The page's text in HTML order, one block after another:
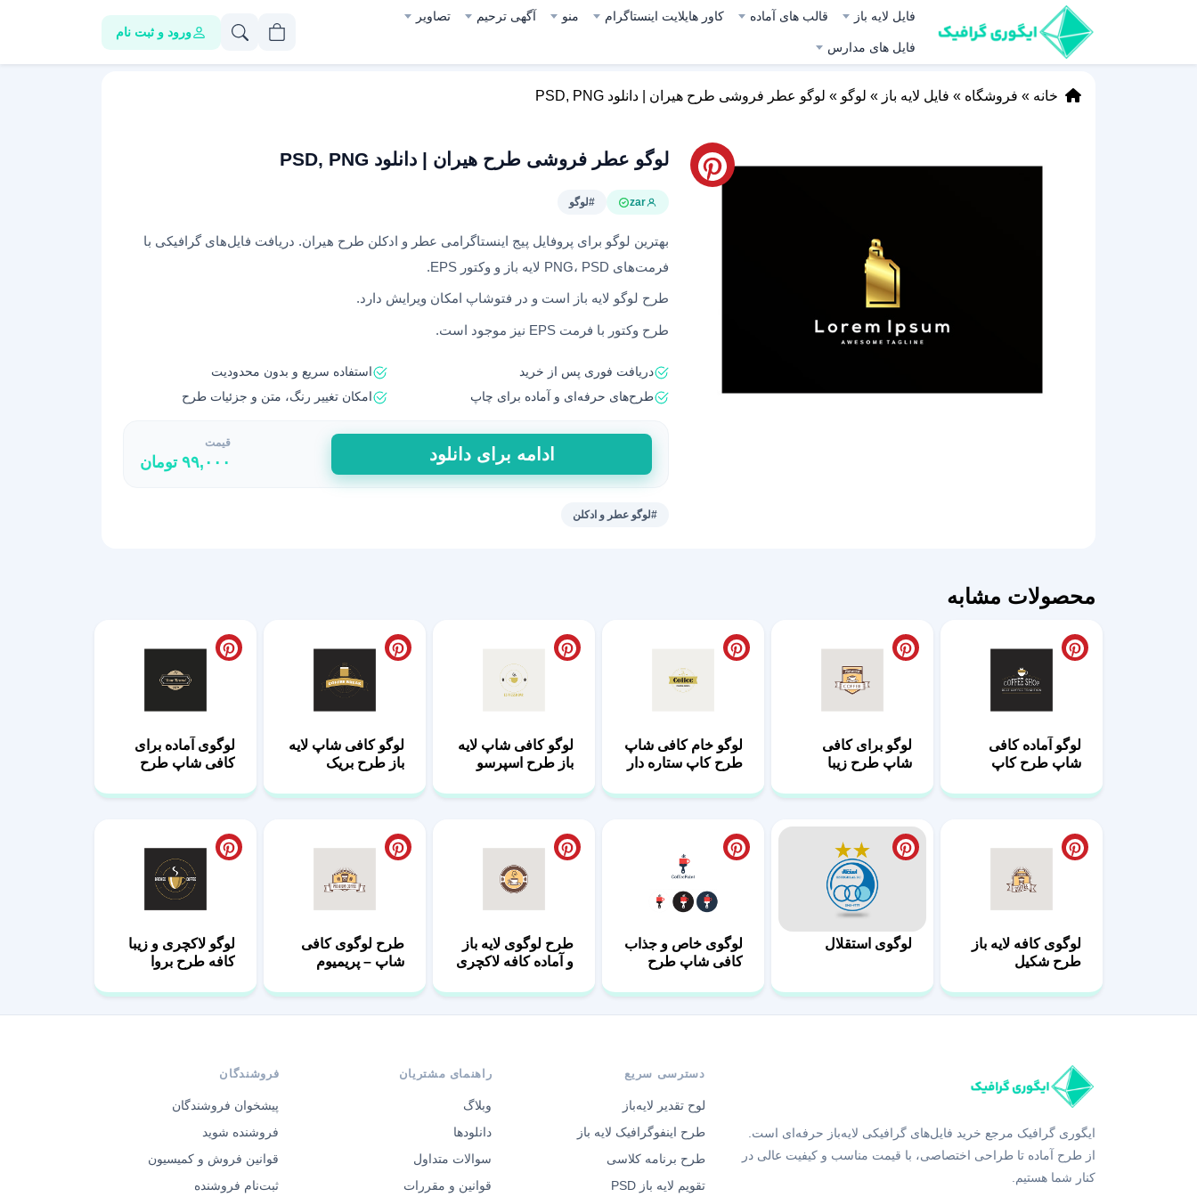
فایل لایه باز قالب های آماده کاور هایلایت اینستاگرام منو آگهی ترحیم تصاویر
فایل های مدارس
ورود و ثبت نام
خانه » فروشگاه » فایل لایه باز » لوگو » لوگو عطر فروشی طرح هیران | دانلود PSD, PNG
لوگو عطر فروشی طرح هیران | دانلود PSD, PNG
zar #لوگو
بهترین لوگو برای پروفایل پیج اینستاگرامی عطر و ادکلن طرح هیران. دریافت فایل‌های گرافیکی با
فرمت‌های PNG، PSD لایه باز و وکتور EPS.
طرح لوگو لایه باز است و در فتوشاپ امکان ویرایش دارد.
طرح وکتور با فرمت EPS نیز موجود است.
دریافت فوری پس از خرید
استفاده سریع و بدون محدودیت
طرح‌های حرفه‌ای و آماده برای چاپ
امکان تغییر رنگ، متن و جزئیات طرح
لوگو
عطر
فروشی
طرح
ادامه برای دانلود
قیمت
۹۹,۰۰۰ تومان
#لوگو عطر و ادکلن
محصولات مشابه
لوگو آماده کافی
شاپ طرح کاپ
لوگو برای کافی
شاپ طرح زیبا
لوگو خام کافی شاپ
طرح کاپ ستاره دار
لوگو کافی شاپ لایه
باز طرح اسپرسو
لوگو کافی شاپ لایه
باز طرح بریک
لوگوی آماده برای
کافی شاپ طرح
لوگوی کافه لایه باز
طرح شکیل
لوگوی استقلال
لوگوی خاص و جذاب
کافی شاپ طرح
طرح لوگوی لایه باز
و آماده کافه لاکچری
طرح لوگوی کافی
شاپ – پریمیوم
لوگو لاکچری و زیبا
کافه طرح بروا
ایگوری گرافیک مرجع خرید فایل‌های گرافیکی لایه‌باز حرفه‌ای است.
از طرح آماده تا طراحی اختصاصی، با قیمت مناسب و کیفیت عالی در
کنار شما هستیم.
دسترسی سریع
لوح تقدیر لایه‌باز
طرح اینفوگرافیک لایه باز
طرح برنامه کلاسی
تقویم لایه باز PSD
راهنمای مشتریان
وبلاگ
دانلودها
سوالات متداول
قوانین و مقررات
فروشندگان
پیشخوان فروشندگان
فروشنده شوید
قوانین فروش و کمیسیون
ثبت‌نام فروشنده